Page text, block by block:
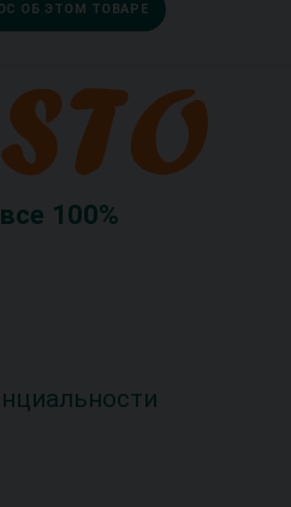
ОБ ЭТОМ ТОВАРЕ
100%